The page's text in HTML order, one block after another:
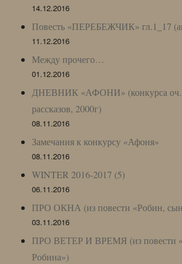
14.12.2016
Повесть «ПЕРЕБЕЖЧИК» гл.1_17
11.12.2016
Между прочего…
01.12.2016
ДНЕВНИК «АФОНИ» (конкурса оч.
рассказов, 2000г)
08.11.2016
Замечания к конкурсу «Афоня»
08.11.2016
WINTER 2016-2017 (5)
06.11.2016
ПРО ОКНА (из повести «Робин,
03.11.2016
ПРО ВЕТЕР И ВРЕМЯ (из повести
Робина»)